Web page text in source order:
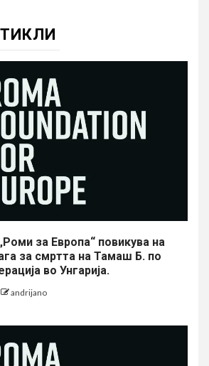
за Европа“ повикува на
за смртта на Тамаш Б. по
во Унгарија.
andrijano